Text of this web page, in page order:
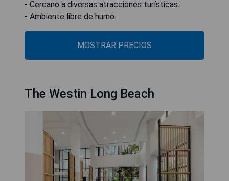
- Cercano a diversas atracciones turísticas.
- Ambiente libre de humo.
MOSTRAR PRECIOS
The Westin Long Beach